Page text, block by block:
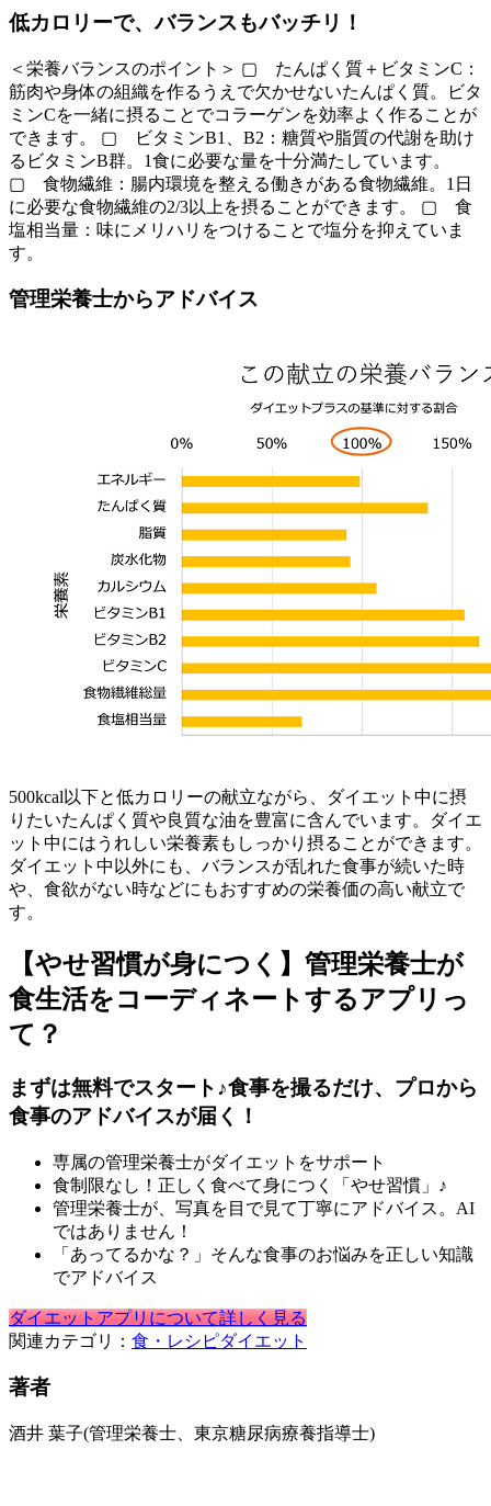
低カロリーで、バランスもバッチリ！
＜栄養バランスのポイント＞ ▢ たんぱく質＋ビタミンC：
筋肉や身体の組織を作るうえで欠かせないたんぱく質。ビタ
ミンCを一緒に摂ることでコラーゲンを効率よく作ることが
できます。 ▢ ビタミンB1、B2：糖質や脂質の代謝を助け
るビタミンB群。1食に必要な量を十分満たしています。
▢ 食物繊維：腸内環境を整える働きがある食物繊維。1日
に必要な食物繊維の2/3以上を摂ることができます。 ▢ 食
塩相当量：味にメリハリをつけることで塩分を抑えていま
す。
管理栄養士からアドバイス
500kcal以下と低カロリーの献立ながら、ダイエット中に摂
りたいたんぱく質や良質な油を豊富に含んでいます。ダイエ
ット中にはうれしい栄養素もしっかり摂ることができます。
ダイエット中以外にも、バランスが乱れた食事が続いた時
や、食欲がない時などにもおすすめの栄養価の高い献立で
す。
【やせ習慣が身につく】管理栄養士が
食生活をコーディネートするアプリっ
て？
まずは無料でスタート♪食事を撮るだけ、プロから
食事のアドバイスが届く！
専属の管理栄養士がダイエットをサポート
食制限なし！正しく食べて身につく「やせ習慣」♪
管理栄養士が、写真を目で見て丁寧にアドバイス。AI
ではありません！
「あってるかな？」そんな食事のお悩みを正しい知識
でアドバイス
ダイエットアプリについて詳しく見る
関連カテゴリ： 食・レシピダイエット
著者
酒井 葉子(管理栄養士、東京糖尿病療養指導士)